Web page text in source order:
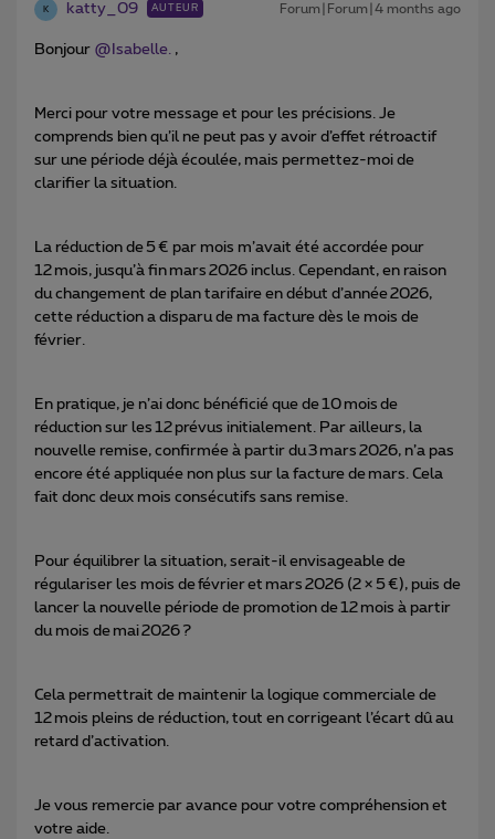
K katty_09 AUTEUR Forum|Forum|4 months ago
Bonjour ​ @Isabelle. ,
Merci pour votre message et pour les précisions. Je
comprends bien qu’il ne peut pas y avoir d’effet rétroactif
sur une période déjà écoulée, mais permettez-moi de
clarifier la situation.
La réduction de 5 € par mois m’avait été accordée pour
12 mois, jusqu’à fin mars 2026 inclus. Cependant, en raison
du changement de plan tarifaire en début d’année 2026,
cette réduction a disparu de ma facture dès le mois de
février.
En pratique, je n’ai donc bénéficié que de 10 mois de
réduction sur les 12 prévus initialement. Par ailleurs, la
nouvelle remise, confirmée à partir du 3 mars 2026, n’a pas
encore été appliquée non plus sur la facture de mars. Cela
fait donc deux mois consécutifs sans remise.
Pour équilibrer la situation, serait-il envisageable de
régulariser les mois de février et mars 2026 (2 × 5 €), puis de
lancer la nouvelle période de promotion de 12 mois à partir
du mois de mai 2026 ?
Cela permettrait de maintenir la logique commerciale de
12 mois pleins de réduction, tout en corrigeant l’écart dû au
retard d’activation.
Je vous remercie par avance pour votre compréhension et
votre aide.